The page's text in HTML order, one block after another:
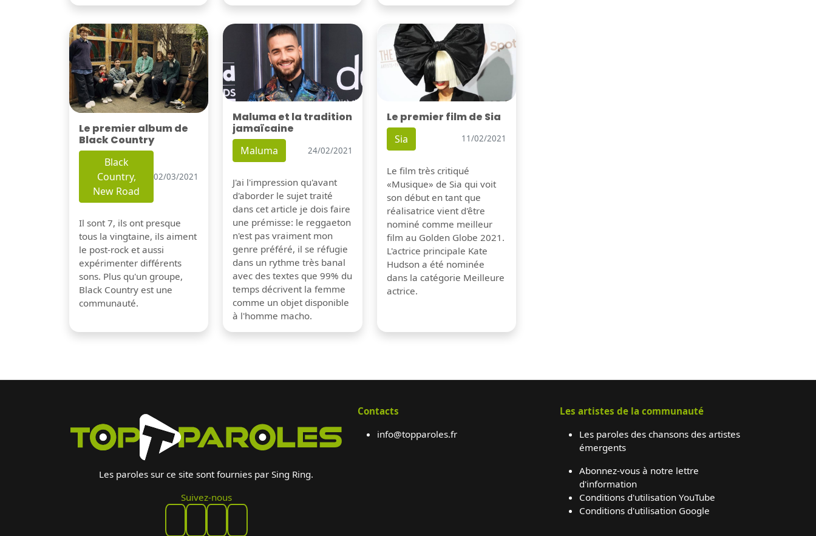
Le premier album de
Black Country
Black
Country,
New Road
02/03/2021
Il sont 7, ils ont presque
tous la vingtaine, ils aiment
le post-rock et aussi
expérimenter différents
sons. Plus qu'un groupe,
Black Country est une
communauté.
Maluma et la tradition
jamaïcaine
Maluma 24/02/2021
J'ai l'impression qu'avant
d'aborder le sujet traité
dans cet article je dois faire
une prémisse: le reggaeton
n'est pas vraiment mon
genre préféré, il se réfugie
dans un rythme très banal
avec des textes que 99% du
temps décrivent la femme
comme un objet disponible
à l'homme macho.
Le premier film de Sia
Sia 11/02/2021
Le film très critiqué
«Musique» de Sia qui voit
son début en tant que
réalisatrice vient d'être
nominé comme meilleur
film au Golden Globe 2021.
L'actrice principale Kate
Hudson a été nominée
dans la catégorie Meilleure
actrice.
Les paroles sur ce site sont fournies par Sing Ring.
Suivez-nous
Contacts
info@topparoles.fr
Les artistes de la communauté
Les paroles des chansons des artistes
émergents
Abonnez-vous à notre lettre
d'information
Conditions d'utilisation YouTube
Conditions d'utilisation Google